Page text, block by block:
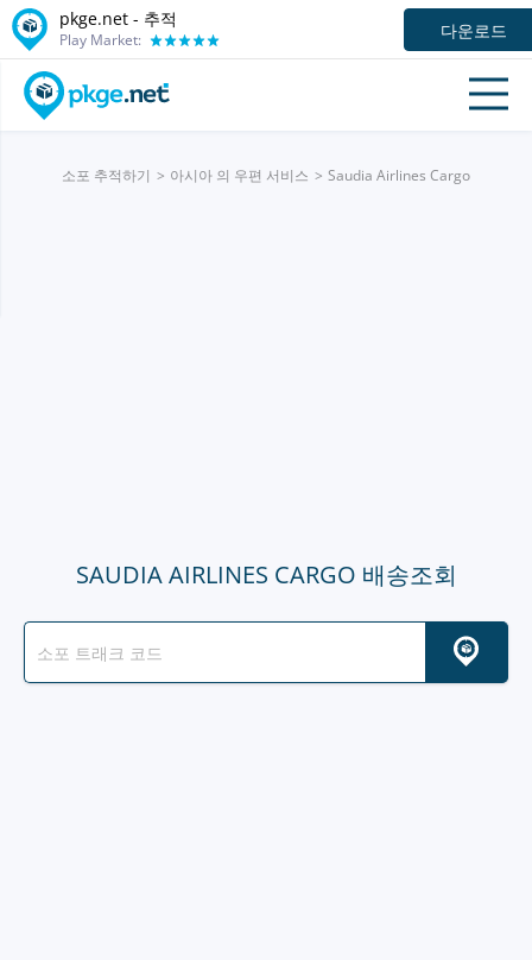
pkge.net - 추적
Play Market: 다운로드
소포 추적하기 아시아 의 우편 서비스 Saudia Airlines Cargo
SAUDIA AIRLINES CARGO 배송조회